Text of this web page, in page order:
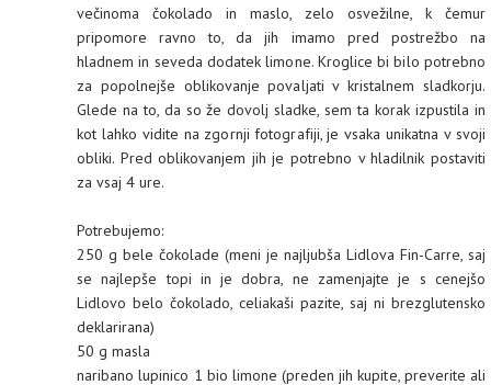
večinoma čokolado in maslo, zelo osvežilne, k čemur
pripomore ravno to, da jih imamo pred postrežbo na
hladnem in seveda dodatek limone. Kroglice bi bilo potrebno
za popolnejše oblikovanje povaljati v kristalnem sladkorju.
Glede na to, da so že dovolj sladke, sem ta korak izpustila in
kot lahko vidite na zgornji fotografiji, je vsaka unikatna v svoji
obliki. Pred oblikovanjem jih je potrebno v hladilnik postaviti
za vsaj 4 ure.
Potrebujemo:
250 g bele čokolade (meni je najljubša Lidlova Fin-Carre, saj
se najlepše topi in je dobra, ne zamenjajte je s cenejšo
Lidlovo belo čokolado, celiakaši pazite, saj ni brezglutensko
deklarirana)
50 g masla
naribano lupinico 1 bio limone (preden jih kupite, preverite ali